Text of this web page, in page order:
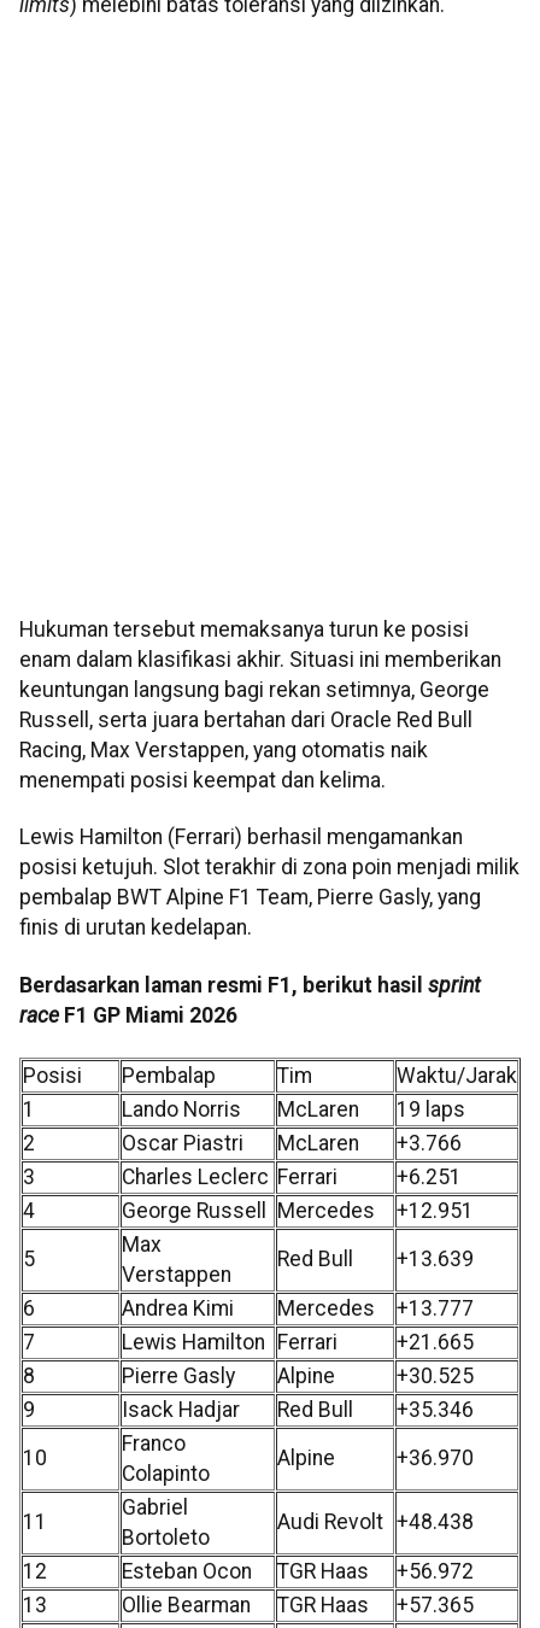
limits) melebihi batas toleransi yang diizinkan.
Hukuman tersebut memaksanya turun ke posisi
enam dalam klasifikasi akhir. Situasi ini memberikan
keuntungan langsung bagi rekan setimnya, George
Russell, serta juara bertahan dari Oracle Red Bull
Racing, Max Verstappen, yang otomatis naik
menempati posisi keempat dan kelima.
Lewis Hamilton (Ferrari) berhasil mengamankan
posisi ketujuh. Slot terakhir di zona poin menjadi milik
pembalap BWT Alpine F1 Team, Pierre Gasly, yang
finis di urutan kedelapan.
Berdasarkan laman resmi F1, berikut hasil sprint
race F1 GP Miami 2026
Posisi Pembalap Tim
Waktu/Jarak
1
Lando Norris McLaren
19 laps
2
Oscar Piastri McLaren
+3.766
3
Charles Leclerc Ferrari
+6.251
4
George Russell Mercedes
+12.951
5
Max
Verstappen
Red Bull +13.639
6 Andrea Kimi Mercedes
+13.777
7
Lewis Hamilton Ferrari
+21.665
8
Pierre Gasly Alpine
+30.525
9
Isack Hadjar Red Bull
+35.346
10
Franco
Colapinto
Alpine +36.970
11
Gabriel
Bortoleto
Audi Revolt +48.438
12 Esteban Ocon TGR Haas
+56.972
13
Ollie Bearman TGR Haas
+57.365